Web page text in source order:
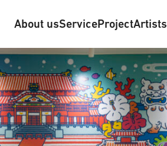
About usServiceProjectArtists